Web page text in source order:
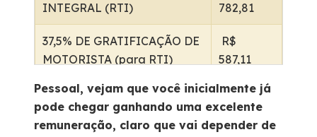
INTEGRAL (RTI)
782,81
37,5% DE GRATIFICAÇÃO DE
MOTORISTA (para RTI)
R$
587,11
VALE ALIMENTAÇÃO EXTRA
(para quem faz horas extras)
R$
1.236,50
Pessoal, vejam que você inicialmente já
pode chegar ganhando uma excelente
remuneração, claro que vai depender de